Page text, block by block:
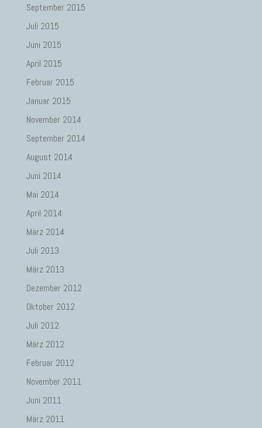
September 2015
Juli 2015
Juni 2015
April 2015
Februar 2015
Januar 2015
November 2014
September 2014
August 2014
Juni 2014
Mai 2014
April 2014
März 2014
Juli 2013
März 2013
Dezember 2012
Oktober 2012
Juli 2012
März 2012
Februar 2012
November 2011
Juni 2011
März 2011